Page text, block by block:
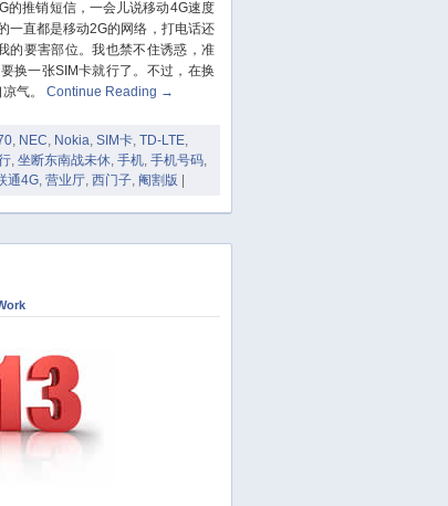
推销短信，一会儿说移动4G速度
一直都是移动2G的网络，打电话还
的要害部位。我也禁不住诱惑，准
换一张SIM卡就行了。不过，在换
气。
Continue Reading →
NEC Nokia SIM卡 TD-LTE
坐断东南战未休 手机 手机号码
通4G 营业厅 西门子 阉割版 |